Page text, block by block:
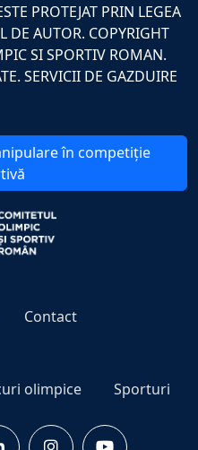
PROTEJAT PRIN LEGEA
DE AUTOR. COPYRIGHT
SI SPORTIV ROMAN.
SERVICII DE GAZDUIRE
în competiție
Contact
olimpice Sporturi